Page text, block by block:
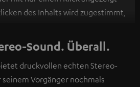
des Inhalts wird zugestimmt,
an Drittplattformen
Informationen sind in der
unter I zu finden.
Sound. Überall.
druckvollen echten Stereo-
Vorgänger nochmals